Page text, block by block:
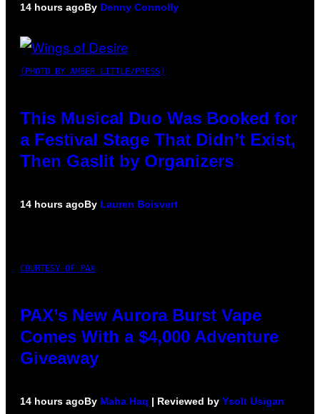
14 hours agoBy Denny Connolly
(PHOTO BY AMBER LITTLE/PRESS)
This Musical Duo Was Booked for
a Festival Stage That Didn’t Exist,
Then Gaslit by Organizers
14 hours agoBy Lauren Boisvert
COURTESY OF PAX
PAX’s New Aurora Burst Vape
Comes With a $4,000 Adventure
Giveaway
14 hours agoBy Maha Haq | Reviewed by Ysolt Usigan